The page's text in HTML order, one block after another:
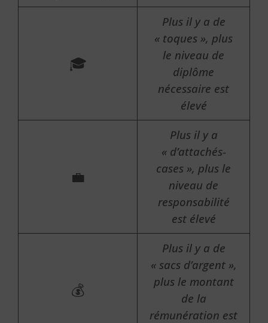
🎓
Plus il y a de
« toques », plus
le niveau de
diplôme
nécessaire est
élevé
💼
Plus il y a
« d’attachés-
cases », plus le
niveau de
responsabilité
est élevé
💰
Plus il y a de
« sacs d’argent »,
plus le montant
de la
rémunération est